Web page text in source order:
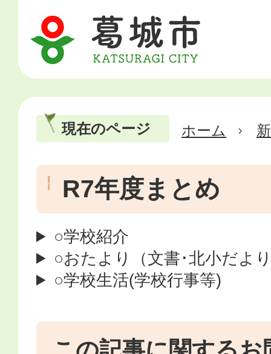
現在のページ ホーム
R7年度まとめ
○学校紹介
○おたより（文書･北小だよ
○学校生活(学校行事等)